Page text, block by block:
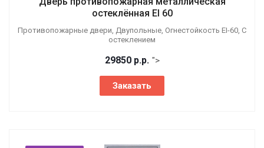
остеклённая EI 60
Противопожарные двери, Двупольные, Огнестойкость EI-60, С
остеклением
29850 р.р. ">
Заказать